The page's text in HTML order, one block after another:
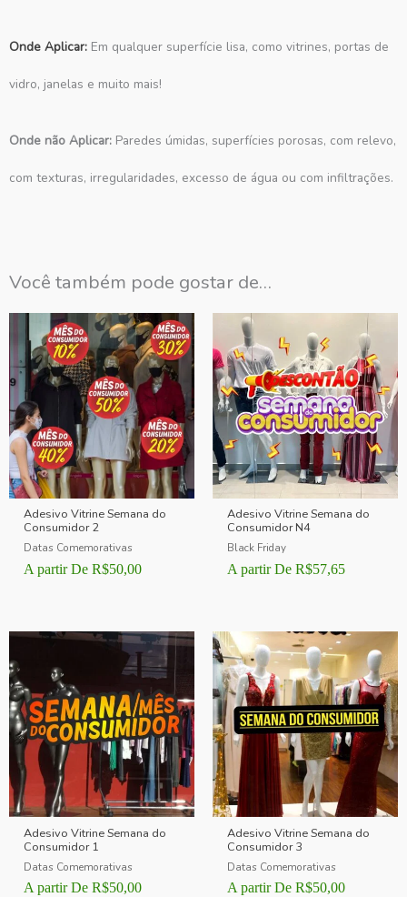
Onde Aplicar: Em qualquer superfície lisa, como vitrines, portas de
vidro, janelas e muito mais!
Onde não Aplicar: Paredes úmidas, superfícies porosas, com relevo,
com texturas, irregularidades, excesso de água ou com infiltrações.
Você também pode gostar de…
Adesivo Vitrine Semana do
Consumidor 2
Datas Comemorativas
A partir De R$50,00
Adesivo Vitrine Semana do
Consumidor N4
Black Friday
A partir De R$57,65
Adesivo Vitrine Semana do
Consumidor 1
Datas Comemorativas
A partir De R$50,00
Adesivo Vitrine Semana do
Consumidor 3
Datas Comemorativas
A partir De R$50,00